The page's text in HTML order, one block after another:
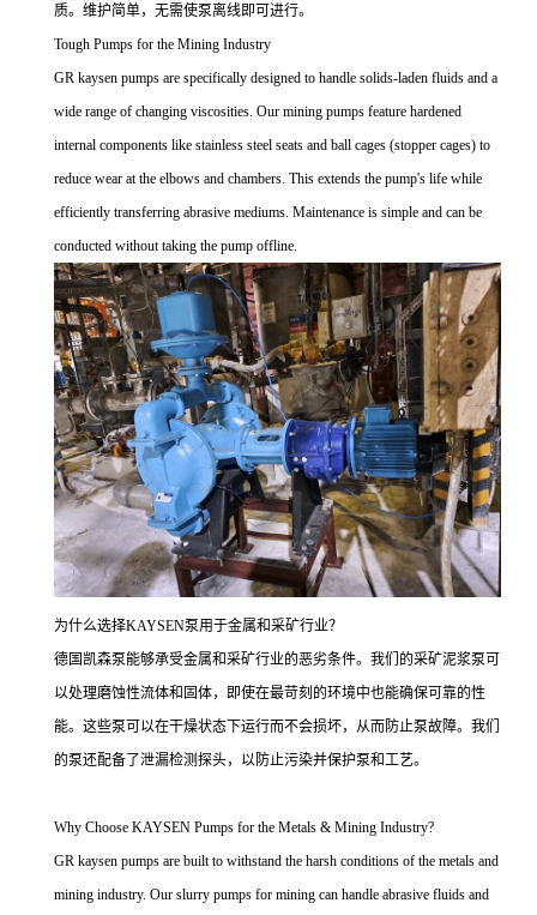
质。维护简单，无需使泵离线即可进行。
Tough Pumps for the Mining Industry
GR kaysen pumps are specifically designed to handle solids-laden fluids and a
wide range of changing viscosities. Our mining pumps feature hardened
internal components like stainless steel seats and ball cages (stopper cages) to
reduce wear at the elbows and chambers. This extends the pump's life while
efficiently transferring abrasive mediums. Maintenance is simple and can be
conducted without taking the pump offline.
为什么选择KAYSEN泵用于金属和采矿行业？
德国凯森泵能够承受金属和采矿行业的恶劣条件。我们的采矿泥浆泵可
以处理磨蚀性流体和固体，即使在最苛刻的环境中也能确保可靠的性
能。这些泵可以在干燥状态下运行而不会损坏，从而防止泵故障。我们
的泵还配备了泄漏检测探头，以防止污染并保护泵和工艺。
Why Choose KAYSEN Pumps for the Metals & Mining Industry?
GR kaysen pumps are built to withstand the harsh conditions of the metals and
mining industry. Our slurry pumps for mining can handle abrasive fluids and